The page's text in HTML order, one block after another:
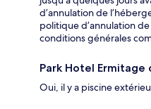
d’annulation de
politique d’annulation
conditions générales
Park Hotel Ermitage
Oui, il y a piscine